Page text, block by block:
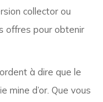
collector ou
offres pour obtenir
à dire que le
mine d’or. Que vous